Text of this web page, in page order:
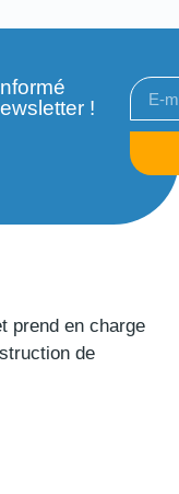
!
prend en charge
de